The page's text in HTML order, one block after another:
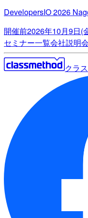
DevelopersIO 2026
開催前2026年10月9日(
セミナー一覧会社説明
クラ